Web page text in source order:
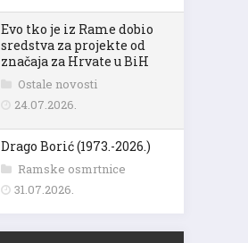
Evo tko je iz Rame dobio
sredstva za projekte od
značaja za Hrvate u BiH
Ostale novosti
24.07.2026.
Drago Borić (1973.-2026.)
Ramske osmrtnice
31.07.2026.